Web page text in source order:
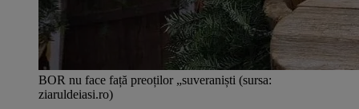
BOR nu face față preoților „suveraniști (sursa:
ziaruldeiasi.ro)